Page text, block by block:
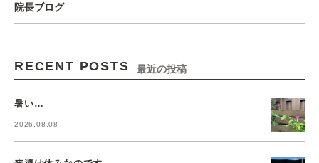
院長ブログ
RECENT POSTS 最近の投稿
暑い…
2026.08.08